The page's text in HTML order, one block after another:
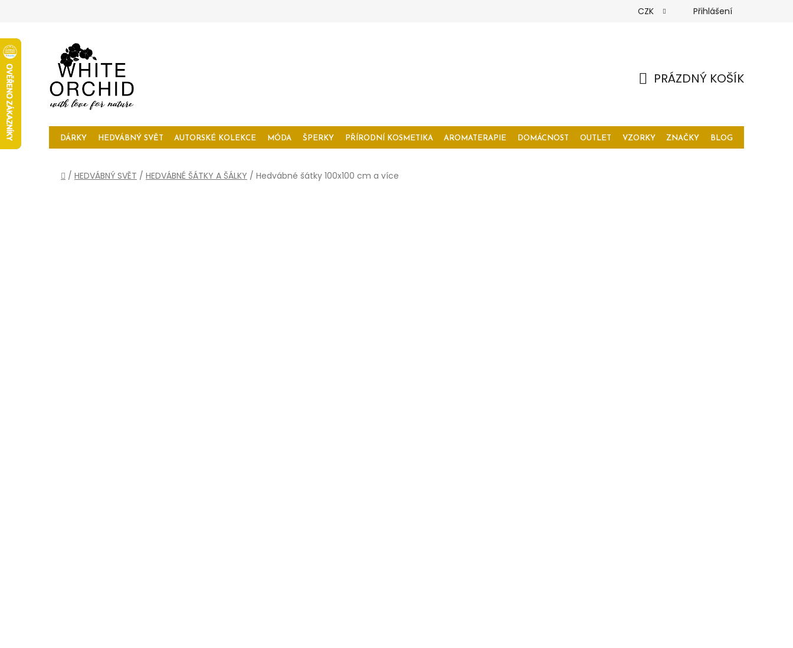
CZK Přihlášení
PRÁZDNÝ KOŠÍK
DÁRKY HEDVÁBNÝ SVĚT AUTORSKÉ KOLEKCE MÓDA ŠPERKY PŘÍRODNÍ KOSMETIKA AROMATERAPIE DOMÁCNOST OUTLET VZORKY ZNAČKY BLOG
Domů
/ HEDVÁBNÝ SVĚT / HEDVÁBNÉ ŠÁTKY A ŠÁLKY / Hedvábné šátky 100x100 cm a více